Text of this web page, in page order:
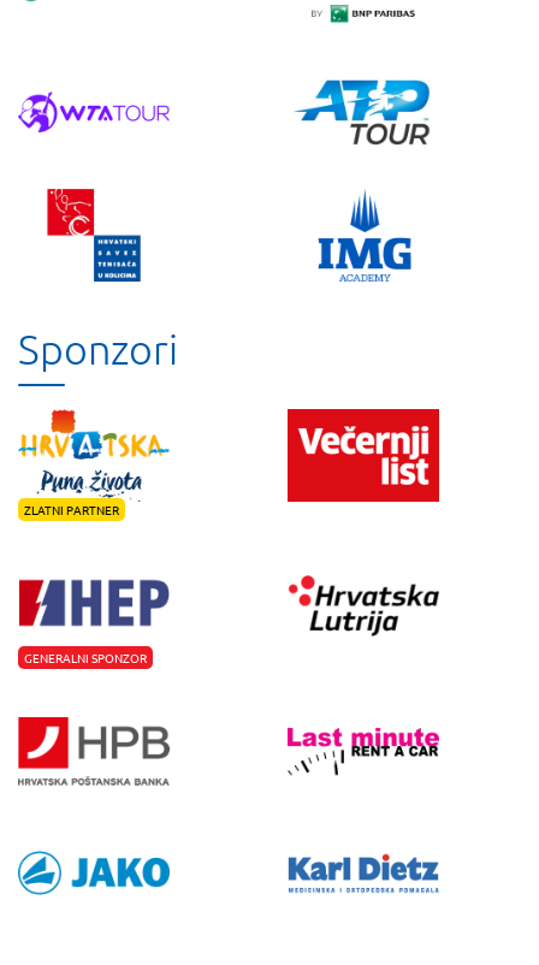
Sponzori
ZLATNI PARTNER
GENERALNI SPONZOR